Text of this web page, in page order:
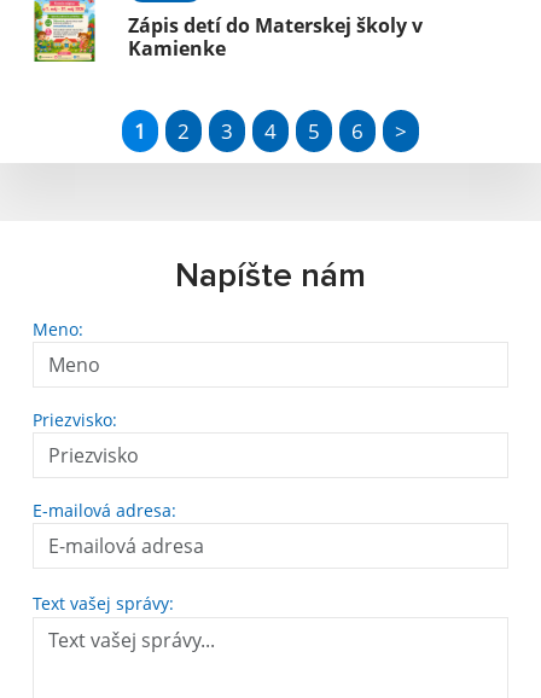
Zápis detí do Materskej školy v
Kamienke
1 2 3 4 5 6 >
Napíšte nám
Meno:
Priezvisko:
E-mailová adresa:
Text vašej správy: